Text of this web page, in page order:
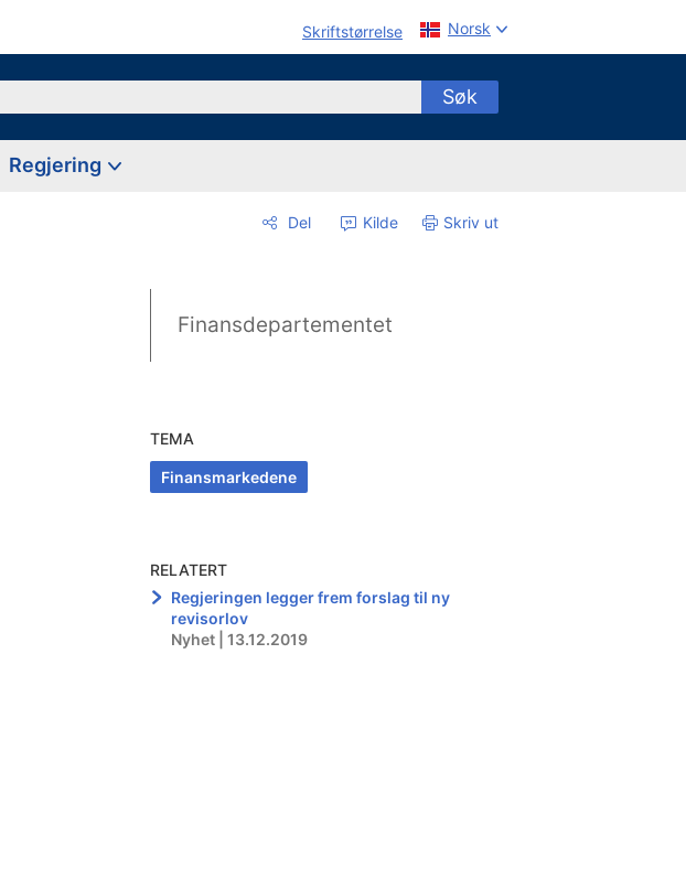
Skriftstørrelse Norsk
Søk
Regjering
Del Kilde Skriv ut
Finansdepartementet
TEMA
Finansmarkedene
RELATERT
Regjeringen legger frem forslag til ny
revisorlov
Nyhet | 13.12.2019